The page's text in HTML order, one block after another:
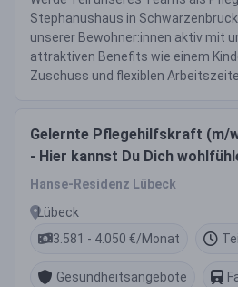
Stephanushaus in
unserer Bewohner:innen aktiv mit
attraktiven Benefits wie einem
Zuschuss und flexiblen
Gelernte Pflegehilfskraft (m/
- Hier kannst Du Dich
Hanse-Residenz Lübeck
Lübeck
3.581 - 4.050 €/Monat
Gesundheitsangebote